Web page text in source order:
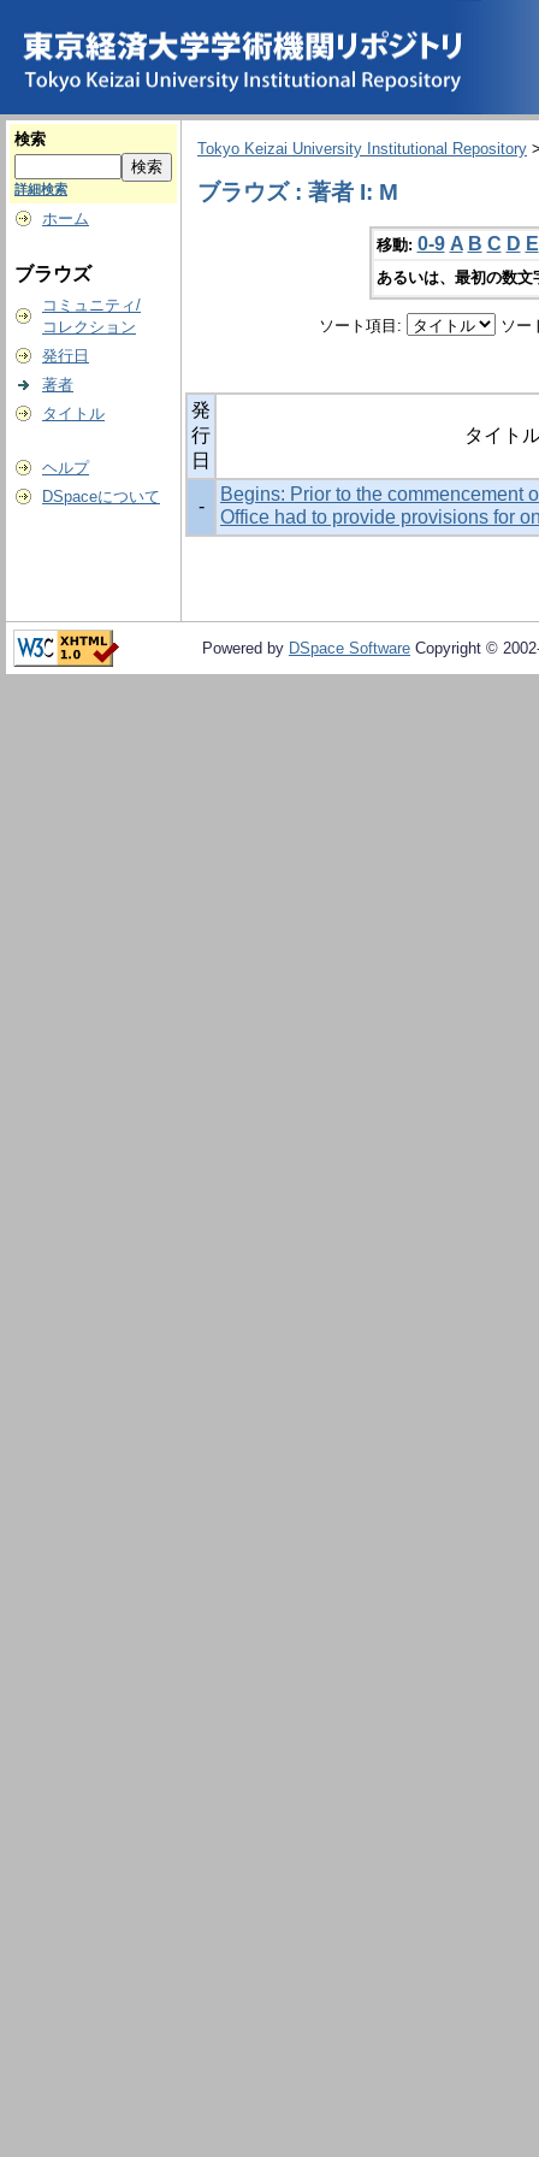
検索
詳細検索
ホーム
ブラウズ
コミュニティ/
コレクション
発行日
著者
タイトル
ヘルプ
DSpaceについて
Tokyo Keizai University Institutional Repository
ブラウズ : 著者 I: M
移動: 0-9 A B C D E
あるいは、最初の数
ソート項目: ソー
発
行
日
タイト
-
Begins: Prior to the commencement
Office had to provide provisions for
Powered by DSpace Software Copyright ©